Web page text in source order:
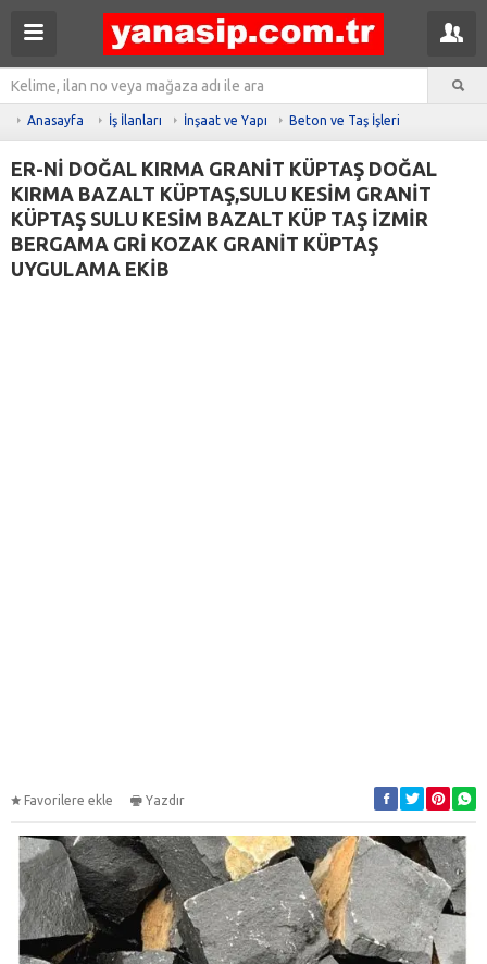
Anasayfa İş İlanları İnşaat ve Yapı Beton ve Taş İşleri
ER-Nİ DOĞAL KIRMA GRANİT KÜPTAŞ DOĞAL
KIRMA BAZALT KÜPTAŞ,SULU KESİM GRANİT
KÜPTAŞ SULU KESİM BAZALT KÜP TAŞ İZMİR
BERGAMA GRİ KOZAK GRANİT KÜPTAŞ
UYGULAMA EKİB
Favorilere ekle Yazdır